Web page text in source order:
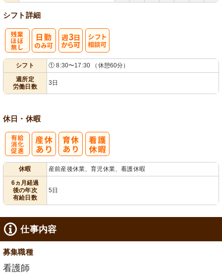
シフト詳細
シフト
① 8:30〜17:30 （休憩60分）
週所定
労働日数
3日
休日・休暇
休暇
産前産後休業、育児休業、看護休暇
6ヵ月経過
後の年次
有給日数
5日
仕事内容
募集職種
看護師